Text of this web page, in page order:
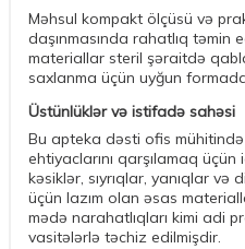
Məhsul kompakt ölçüsü və
daşınmasında rahatlıq təmin
materiallar steril şəraitdə
saxlanma üçün uyğun formada
Üstünlüklər və istifadə sahəsi
Bu apteka dəsti ofis mühitində
ehtiyaclarını qarşılamaq
kəsiklər, sıyrıqlar, yanıqlar
üçün lazım olan əsas
mədə narahatlıqları kimi adi
vasitələrlə təchiz edilmişdir.